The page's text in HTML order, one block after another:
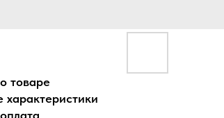
товаре
характеристики